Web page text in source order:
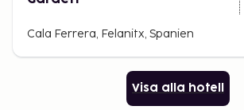
Cala Ferrera, Felanitx, Spanien
Visa alla hotell